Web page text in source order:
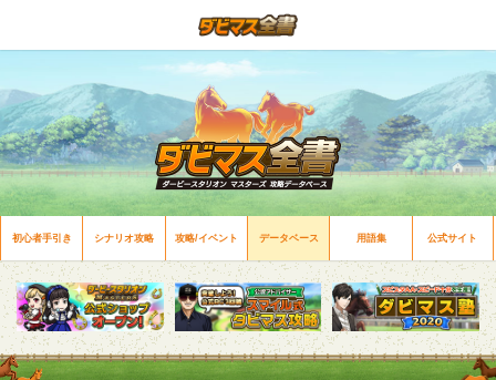
初心者手引き シナリオ攻略 攻略/イベント データベース 用語集 公式サイト